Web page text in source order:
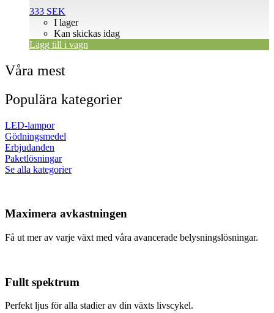
333 SEK
I lager
Kan skickas idag
Lägg till i vagn
Våra mest
Populära kategorier
LED-lampor
Gödningsmedel
Erbjudanden
Paketlösningar
Se alla kategorier
Maximera avkastningen
Få ut mer av varje växt med våra avancerade belysningslösningar.
Fullt spektrum
Perfekt ljus för alla stadier av din växts livscykel.